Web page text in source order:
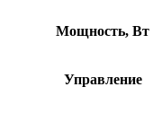
Мощность, Вт
Управление